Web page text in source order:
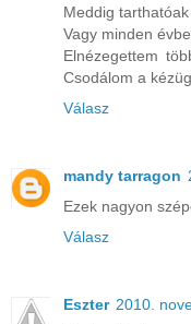
Meddig
Vagy minden
Elnézegettem
Csodálom a
Válasz
mandy tarragon
Ezek nagyon
Válasz
Eszter 2010.